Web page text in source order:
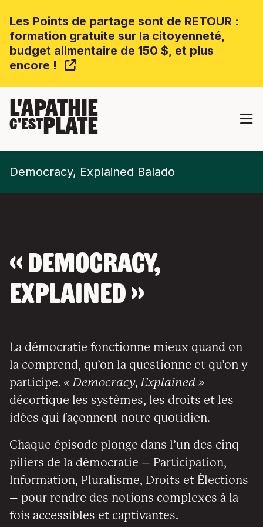
Les Points de partage sont de RETOUR :
formation gratuite sur la citoyenneté,
budget alimentaire de 150 $, et plus
encore !
L'APATHIE
C'ESTPLATE
Democracy, Explained Balado
« Democracy,
Explained »
La démocratie fonctionne mieux quand on
la comprend, qu’on la questionne et qu’on y
participe. « Democracy, Explained »
décortique les systèmes, les droits et les
idées qui façonnent notre quotidien.
Chaque épisode plonge dans l’un des cinq
piliers de la démocratie – Participation,
Information, Pluralisme, Droits et Élections
– pour rendre des notions complexes à la
fois accessibles et captivantes.